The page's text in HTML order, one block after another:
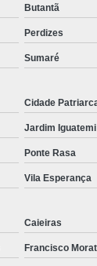
Butantã
Perdizes
Sumaré
Cidade
Jardim Iguatemi
Ponte Rasa
Vila Esperança
Caieiras
Francisco